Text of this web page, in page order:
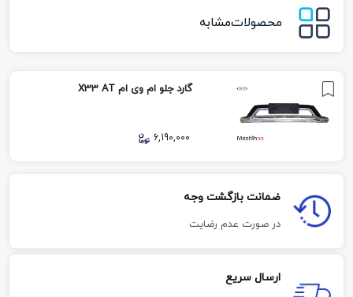
محصولاتمشابه
گارد جلو ام وی ام X33 AT
6,190,000
ضمانت بازگشت وجه
در صورت عدم رضایت
ارسال سریع